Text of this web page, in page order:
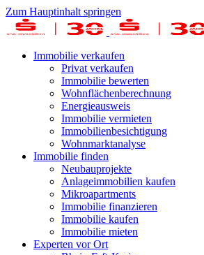
Zum Hauptinhalt springen
Immobilie verkaufen
Privat verkaufen
Immobilie bewerten
Wohnflächenberechnung
Energieausweis
Immobilie vermieten
Immobilienbesichtigung
Wohnmarktanalyse
Immobilie finden
Neubauprojekte
Anlageimmobilien kaufen
Mikroapartments
Immobilie finanzieren
Immobilie kaufen
Immobilie mieten
Experten vor Ort